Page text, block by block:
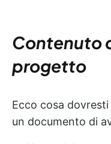
Contenuto
progetto
Ecco cosa
un documento di